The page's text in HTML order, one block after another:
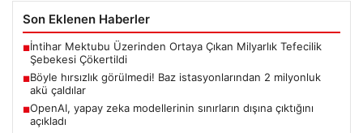
Son Eklenen Haberler
■İntihar Mektubu Üzerinden Ortaya Çıkan Milyarlık Tefecilik
Şebekesi Çökertildi
■Böyle hırsızlık görülmedi! Baz istasyonlarından 2 milyonluk
akü çaldılar
■OpenAI, yapay zeka modellerinin sınırların dışına çıktığını
açıkladı